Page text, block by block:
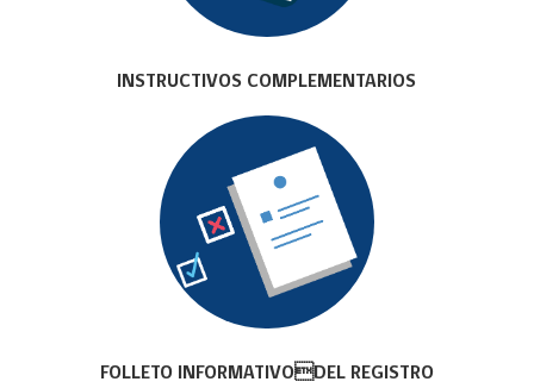
INSTRUCTIVOS COMPLEMENTARIOS
FOLLETO INFORMATIVODEL REGISTRO